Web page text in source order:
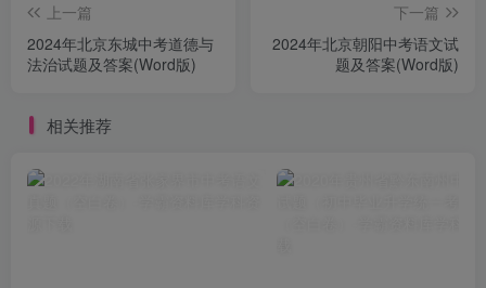
上一篇
2024年北京东城中考道德与
法治试题及答案(Word版)
下一篇
2024年北京朝阳中考语文试
题及答案(Word版)
相关推荐